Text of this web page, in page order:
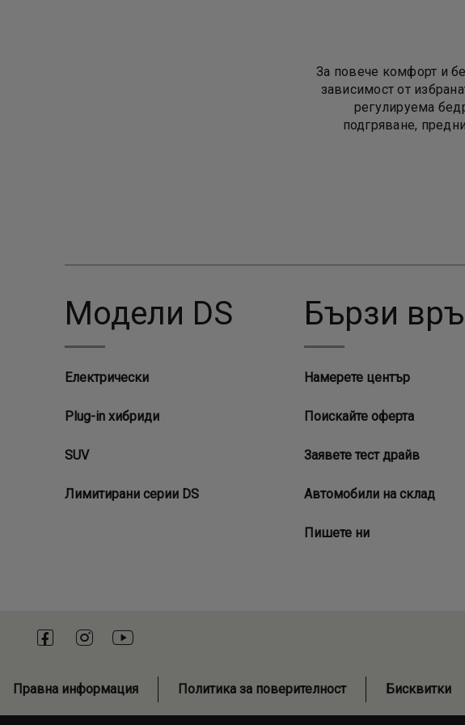
За повече комфорт и
зависимост от
регулируема
подгряване,
Модели DS
Електрически
Plug-in хибриди
SUV
Лимитирани серии DS
Бързи
Намерете център
Поискайте оферта
Заявете тест драйв
Автомобили на склад
Пишете ни
Правна информация Политика за поверителност Бисквитки